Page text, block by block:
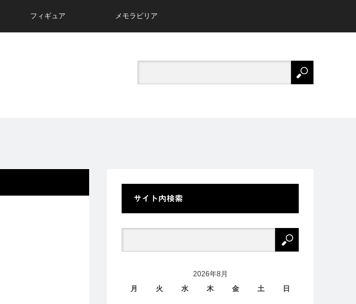
フィギュア メモラビリア
サイト内検索
2026年8月
月
火 水 木 金 土 日